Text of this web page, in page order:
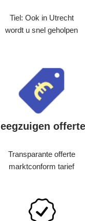
Tiel: Ook in Utrecht
wordt u snel geholpen
leegzuigen offerte
Transparante offerte
marktconform tarief